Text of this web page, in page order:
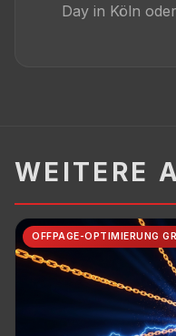
Day in Köln
WEITERE
OFFPAGE-OPTIMIERUNG